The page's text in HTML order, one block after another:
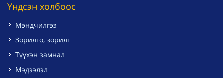
Үндсэн холбоос
Мэндчилгээ
Зорилго, зорилт
Түүхэн замнал
Мэдээлэл